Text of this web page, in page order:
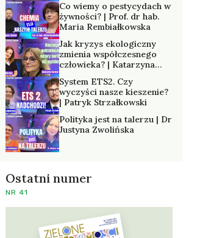
Co wiemy o pestycydach w
żywności? | Prof. dr hab.
Maria Rembiałkowska
Jak kryzys ekologiczny
zmienia współczesnego
człowieka? | Katarzyna
System ETS2. Czy
wyczyści nasze kieszenie?
| Patryk Strzałkowski
Polityka jest na talerzu | Dr
Justyna Zwolińska
Ostatni numer
NR 41